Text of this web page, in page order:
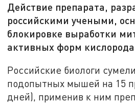
Действие препарата,
российскими учеными,
блокировке выработки
активных форм
Российские биологи
подопытных мышей на 15
дней), применив к ним